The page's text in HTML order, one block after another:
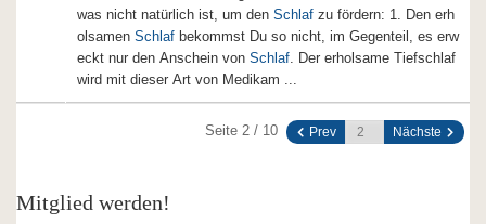
was nicht natürlich ist, um den Schlaf zu fördern: 1. Den erh
olsamen Schlaf bekommst Du so nicht, im Gegenteil, es erw
eckt nur den Anschein von Schlaf. Der erholsame Tiefschlaf
wird mit dieser Art von Medikam ...
Seite 2 / 10 Prev Nächste
Mitglied werden!